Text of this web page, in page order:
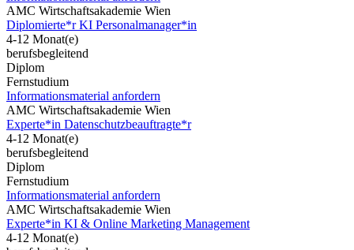
AMC Wirtschaftsakademie Wien
Diplomierte*r KI Personalmanager*in
4-12 Monat(e)
berufsbegleitend
Diplom
Fernstudium
Informationsmaterial anfordern
AMC Wirtschaftsakademie Wien
Experte*in Datenschutzbeauftragte*r
4-12 Monat(e)
berufsbegleitend
Diplom
Fernstudium
Informationsmaterial anfordern
AMC Wirtschaftsakademie Wien
Experte*in KI & Online Marketing Management
4-12 Monat(e)